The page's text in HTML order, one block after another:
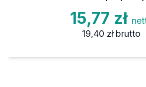
15,77 zł
19,40 zł brutto